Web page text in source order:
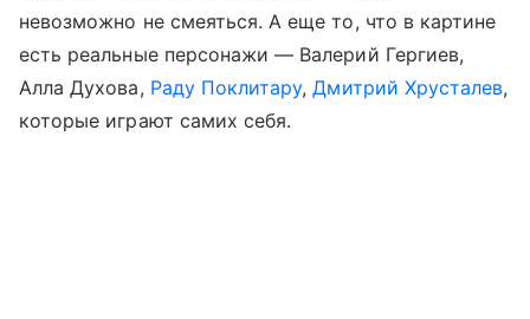
невозможно не смеяться. А еще то, что в картине
есть реальные персонажи — Валерий Гергиев,
Алла Духова, Раду Поклитару,Дмитрий Хрусталев,
которые играют самих себя.